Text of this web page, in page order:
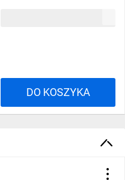
DO KOSZYKA